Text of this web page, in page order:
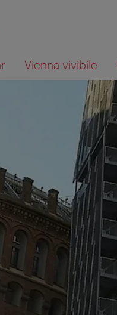
Vienna vivibile
ricerca sulla mappa